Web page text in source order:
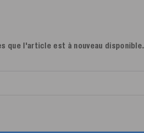
que l'article est à nouveau disponible.